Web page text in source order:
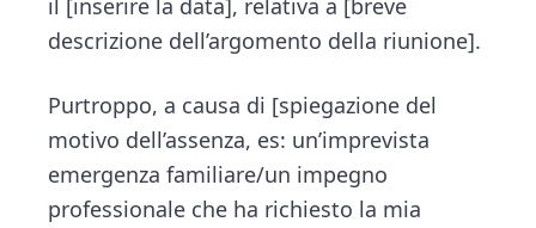
il [inserire la data], relativa a [breve
descrizione dell’argomento della riunione].
Purtroppo, a causa di [spiegazione del
motivo dell’assenza, es: un’imprevista
emergenza familiare/un impegno
professionale che ha richiesto la mia